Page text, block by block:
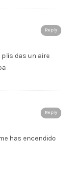
Reply
das un aire
Reply
has encendido